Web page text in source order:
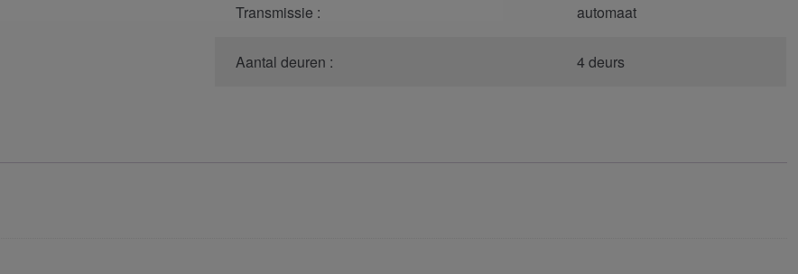
Transmissie : automaat
Aantal deuren : 4 deurs